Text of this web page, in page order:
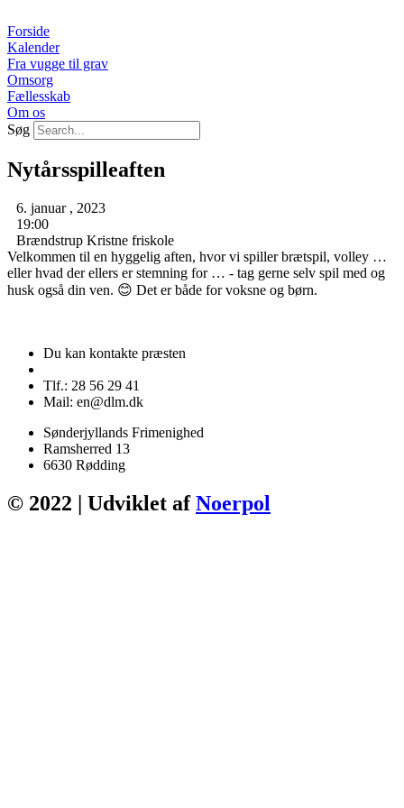
til
indhold
Forside
Kalender
Fra vugge til grav
Omsorg
Fællesskab
Om os
Søg
Nytårsspilleaften
6. januar , 2023
19:00
Brændstrup Kristne friskole
Velkommen til en hyggelig aften, hvor vi spiller brætspil, volley …
eller hvad der ellers er stemning for … - tag gerne selv spil med og
husk også din ven. 😊 Det er både for voksne og børn.
Du kan kontakte præsten
Tlf.: 28 56 29 41
Mail: en@dlm.dk
Sønderjyllands Frimenighed
Ramsherred 13
6630 Rødding
© 2022 | Udviklet afNoerpol